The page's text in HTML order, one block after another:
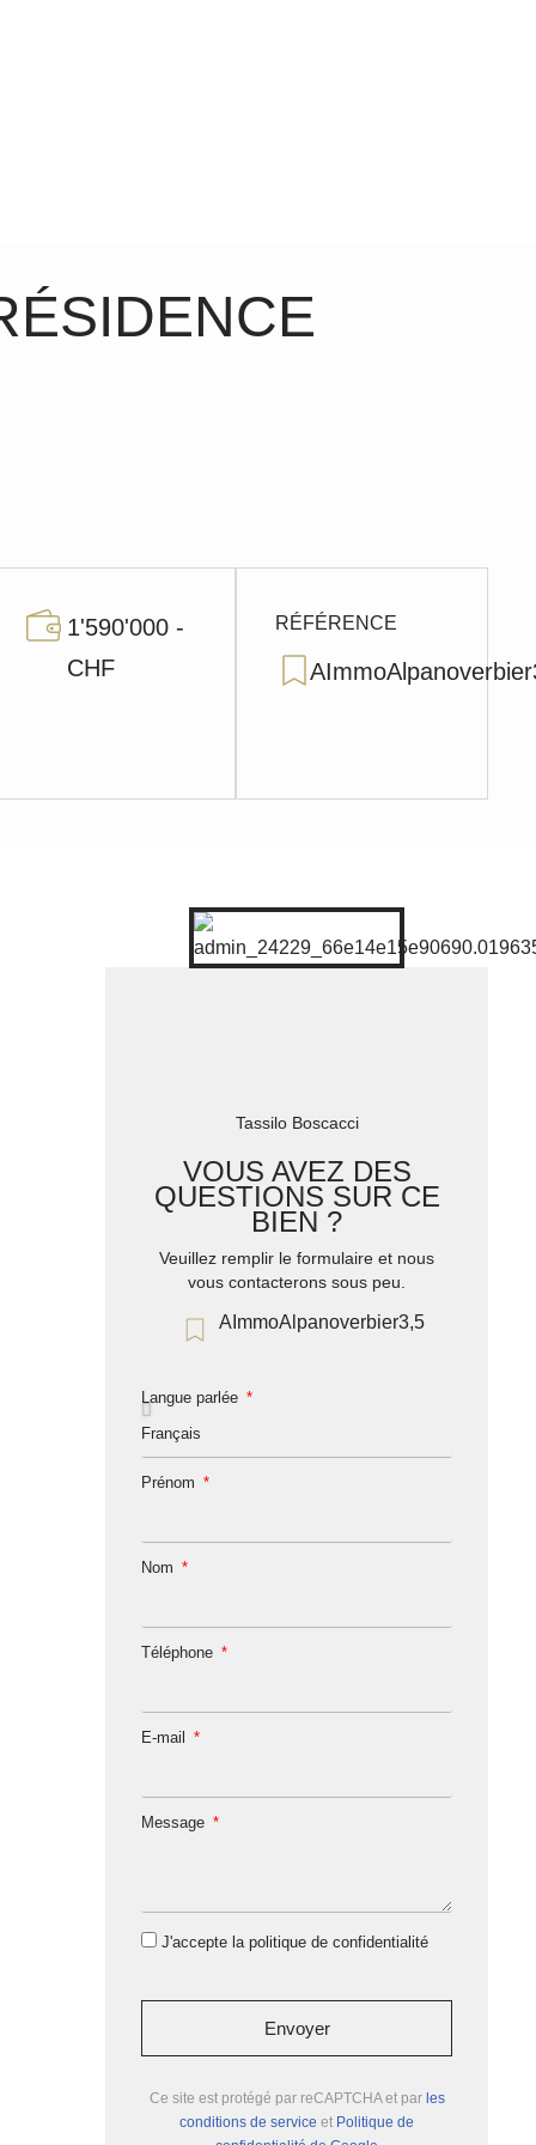
1'590'000 -
CHF
RÉFÉRENCE
Tassilo Boscacci
VOUS AVEZ DES
QUESTIONS SUR CE
BIEN ?
Veuillez remplir le formulaire et nous
vous contacterons sous peu.
AImmoAlpanoverbier3,5
Langue parlée
Prénom
Nom
Téléphone
E-mail
Message
J'accepte la politique de confidentialité
Envoyer
Ce site est protégé par reCAPTCHA et par les
conditions de service et Politique de